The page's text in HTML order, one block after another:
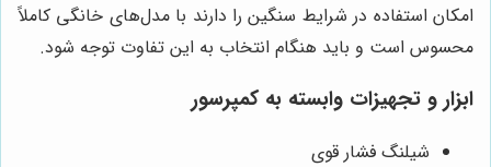
امکان استفاده در شرایط سنگین را دارند با مدل‌های خانگی کاملاً
محسوس است و باید هنگام انتخاب به این تفاوت توجه شود.
ابزار و تجهیزات وابسته به کمپرسور
شیلنگ فشار قوی